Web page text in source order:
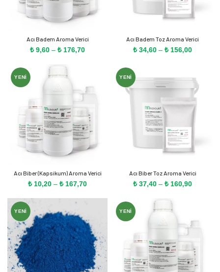
Acı Badem Aroma Verici
₺ 9,60 – ₺ 176,70Fiyat
Acı Badem Toz Aroma Verici
₺ 34,60 – ₺ 156,00Fiyat
₺ 156,00
YENI
Acı Biber (Kapsikum) Aroma Verici
₺ 10,20 – ₺ 167,70Fiyat
₺ 167,70
YENI
Acı Biber Toz Aroma Verici
₺ 37,40 – ₺ 160,90Fiyat
YENI YENI